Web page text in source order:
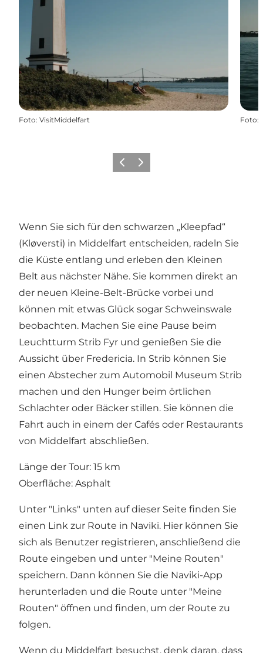
Foto: VisitMiddelfart Foto:
ZurückWeiter
Wenn Sie sich für den schwarzen „Kleepfad“
(Kløversti) in Middelfart entscheiden, radeln Sie
die Küste entlang und erleben den Kleinen
Belt aus nächster Nähe. Sie kommen direkt an
der neuen Kleine-Belt-Brücke vorbei und
können mit etwas Glück sogar Schweinswale
beobachten. Machen Sie eine Pause beim
Leuchtturm Strib Fyr und genießen Sie die
Aussicht über Fredericia. In Strib können Sie
einen Abstecher zum Automobil Museum Strib
machen und den Hunger beim örtlichen
Schlachter oder Bäcker stillen. Sie können die
Fahrt auch in einem der Cafés oder Restaurants
von Middelfart abschließen.
Länge der Tour: 15 km
Oberfläche: Asphalt
Unter "Links" unten auf dieser Seite finden Sie
einen Link zur Route in Naviki. Hier können Sie
sich als Benutzer registrieren, anschließend die
Route eingeben und unter "Meine Routen"
speichern. Dann können Sie die Naviki-App
herunterladen und die Route unter "Meine
Routen" öffnen und finden, um der Route zu
folgen.
Wenn du Middelfart besuchst, denk daran, dass